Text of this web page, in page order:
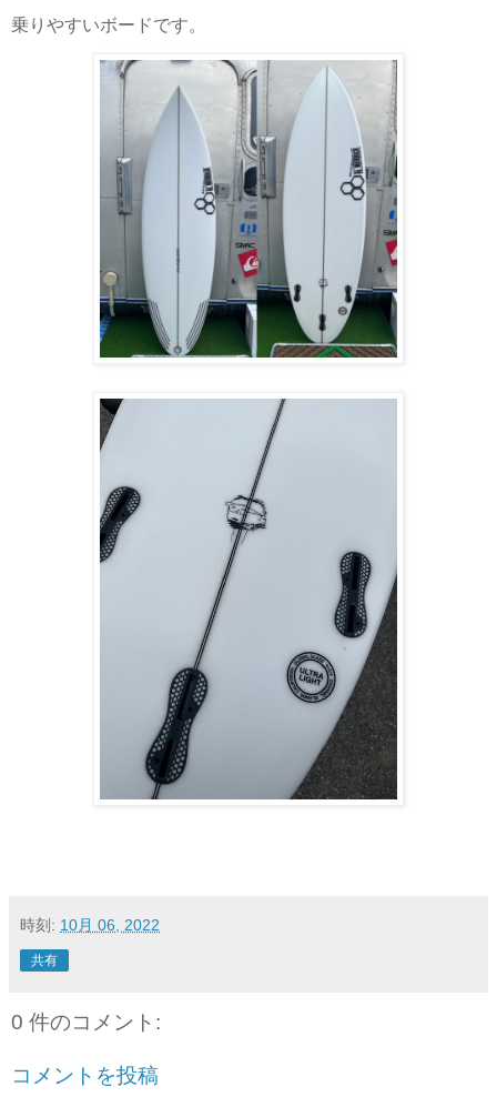
乗りやすいボードです。
時刻: 10月 06, 2022
共有
0 件のコメント:
コメントを投稿